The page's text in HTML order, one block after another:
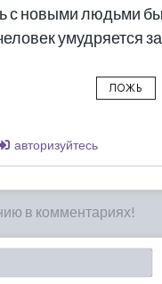
с новыми людьми
ЛОЖЬ
авторизуйтесь